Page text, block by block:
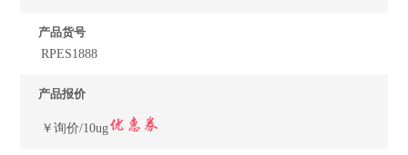
产品货号
RPES1888
产品报价
￥询价/10ug